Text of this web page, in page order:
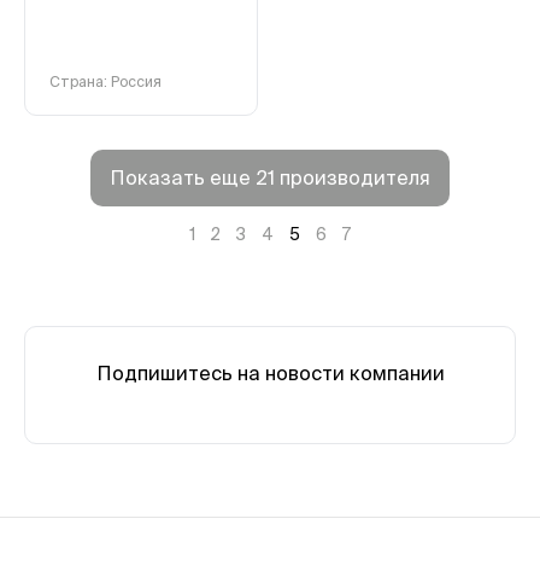
Страна: Россия
Показать еще 21 производителя
1 2 3 4 5 6 7
Подпишитесь на новости компании